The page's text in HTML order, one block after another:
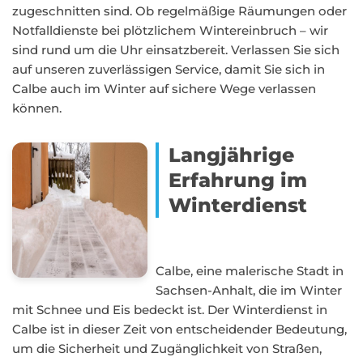
zugeschnitten sind. Ob regelmäßige Räumungen oder
Notfalldienste bei plötzlichem Wintereinbruch – wir
sind rund um die Uhr einsatzbereit. Verlassen Sie sich
auf unseren zuverlässigen Service, damit Sie sich in
Calbe auch im Winter auf sichere Wege verlassen
können.
Langjährige
Erfahrung im
Winterdienst
Calbe, eine malerische Stadt in
Sachsen-Anhalt, die im Winter
mit Schnee und Eis bedeckt ist. Der Winterdienst in
Calbe ist in dieser Zeit von entscheidender Bedeutung,
um die Sicherheit und Zugänglichkeit von Straßen,